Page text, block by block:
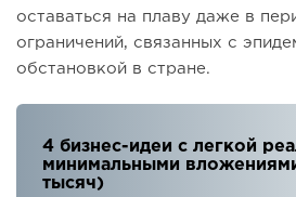
оставаться на плаву даже в
ограничений, связанных с
обстановкой в стране.
4 бизнес-идеи с легкой
минимальными
тысяч)